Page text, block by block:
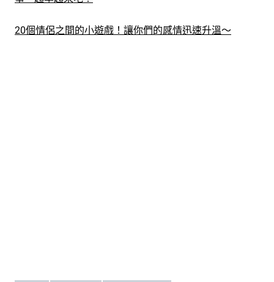
20個情侶之間的小遊戲！讓你們的感情迅速升溫～